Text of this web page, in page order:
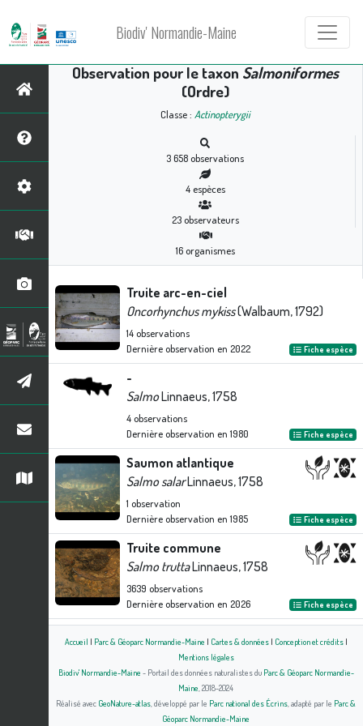
Biodiv' Normandie-Maine
Observation pour le taxon Salmoniformes
(Ordre)
Classe : Actinopterygii
3 658observations
4espèces
23observateurs
16organismes
Truite arc-en-ciel
Oncorhynchus mykiss(Walbaum, 1792)
14observations
Dernière observation en 2022 Fiche espèce
-
SalmoLinnaeus, 1758
4observations
Dernière observation en 1980 Fiche espèce
Saumon atlantique
Salmo salarLinnaeus, 1758
1 observation
Dernière observation en 1985 Fiche espèce
Truite commune
Salmo truttaLinnaeus, 1758
3639 observations
Dernière observation en 2026 Fiche espèce
Accueil | Parc & Géoparc Normandie-Maine | Cartes & données| Conception et crédits|
Mentions légales
Biodiv' Normandie-Maine - Portail des données naturalistes du Parc & Géoparc Normandie-
Maine , 2018-2024
Réalisé avec GeoNature-atlas , développé par le Parc national des Écrins , adapté par le Parc &
Géoparc Normandie-Maine